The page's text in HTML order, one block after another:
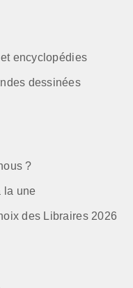
encyclopédies
dessinées
?
la une
des Libraires 2026